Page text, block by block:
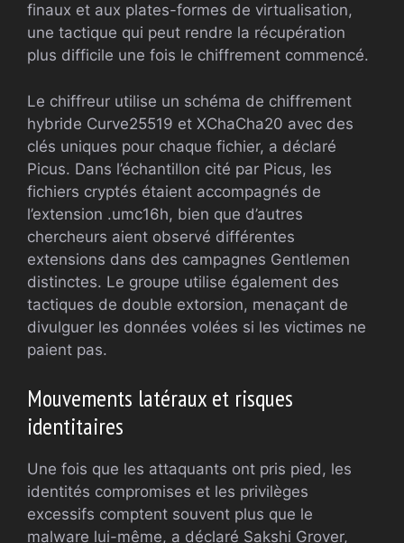
finaux et aux plates-formes de virtualisation,
une tactique qui peut rendre la récupération
plus difficile une fois le chiffrement commencé.
Le chiffreur utilise un schéma de chiffrement
hybride Curve25519 et XChaCha20 avec des
clés uniques pour chaque fichier, a déclaré
Picus. Dans l’échantillon cité par Picus, les
fichiers cryptés étaient accompagnés de
l’extension .umc16h, bien que d’autres
chercheurs aient observé différentes
extensions dans des campagnes Gentlemen
distinctes. Le groupe utilise également des
tactiques de double extorsion, menaçant de
divulguer les données volées si les victimes ne
paient pas.
Mouvements latéraux et risques
identitaires
Une fois que les attaquants ont pris pied, les
identités compromises et les privilèges
excessifs comptent souvent plus que le
malware lui-même, a déclaré Sakshi Grover,